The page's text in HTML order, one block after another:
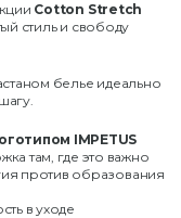
Cotton Stretch
стиль и свободу
белье идеально
IMPETUS
там, где это важно
против образования
в уходе